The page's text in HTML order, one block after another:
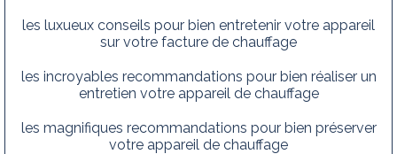
les luxueux conseils pour bien entretenir votre appareil
sur votre facture de chauffage
les incroyables recommandations pour bien réaliser un
entretien votre appareil de chauffage
les magnifiques recommandations pour bien préserver
votre appareil de chauffage